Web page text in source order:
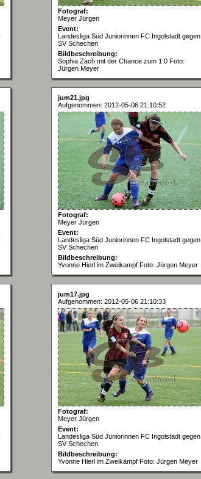
Fotograf:
Meyer Jürgen
Event:
Landesliga Süd Juniorinnen FC Ingolstadt gegen
SV Schechen
Bildbeschreibung:
Sophia Zach mit der Chance zum 1:0 Foto:
Jürgen Meyer
jum21.jpg
Aufgenommen: 2012-05-06 21:10:52
Fotograf:
Meyer Jürgen
Event:
Landesliga Süd Juniorinnen FC Ingolstadt gegen
SV Schechen
Bildbeschreibung:
Yvonne Hierl im Zweikampf Foto: Jürgen Meyer
jum17.jpg
Aufgenommen: 2012-05-06 21:10:33
Fotograf:
Meyer Jürgen
Event:
Landesliga Süd Juniorinnen FC Ingolstadt gegen
SV Schechen
Bildbeschreibung:
Yvonne Hierl im Zweikampf Foto: Jürgen Meyer